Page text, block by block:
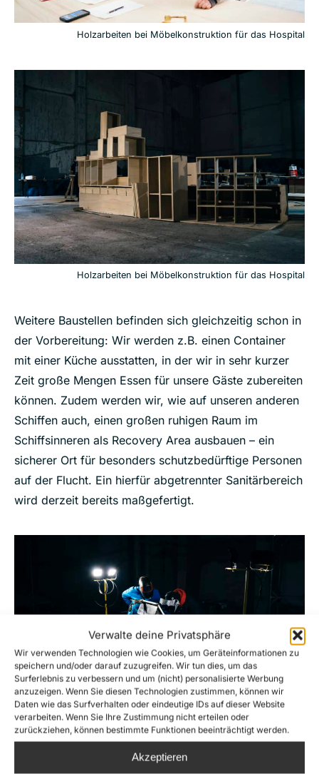
Verwalte deine Privatsphäre
Wir verwenden Technologien wie Cookies, um Geräteinformationen zu
speichern und/oder darauf zuzugreifen. Wir tun dies, um das
Surferlebnis zu verbessern und um (nicht) personalisierte Werbung
anzuzeigen. Wenn Sie diesen Technologien zustimmen, können wir
Daten wie das Surfverhalten oder eindeutige IDs auf dieser Website
verarbeiten. Wenn Sie Ihre Zustimmung nicht erteilen oder
zurückziehen, können bestimmte Funktionen beeinträchtigt werden.
Akzeptieren
Holzarbeiten bei Möbelkonstruktion für das Hospital
Holzarbeiten bei Möbelkonstruktion für das Hospital
Weitere Baustellen befinden sich gleichzeitig schon in
der Vorbereitung: Wir werden z.B. einen Container
mit einer Küche ausstatten, in der wir in sehr kurzer
Zeit große Mengen Essen für unsere Gäste zubereiten
können. Zudem werden wir, wie auf unseren anderen
Schiffen auch, einen großen ruhigen Raum im
Schiffsinneren als Recovery Area ausbauen – ein
sicherer Ort für besonders schutzbedürftige Personen
auf der Flucht. Ein hierfür abgetrennter Sanitärbereich
wird derzeit bereits maßgefertigt.
Schweißarbeiten für Lagerraum / Overspill Area / Rhib Changing